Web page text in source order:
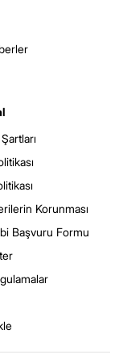
Korunması
Başvuru Formu